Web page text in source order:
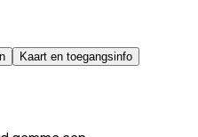
Kaart en toegangsinfo